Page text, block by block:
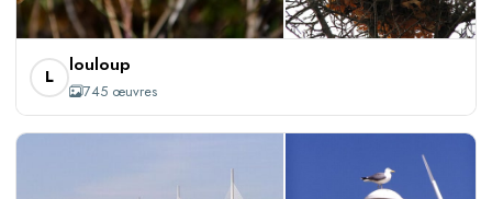
L louloup
745 œuvres